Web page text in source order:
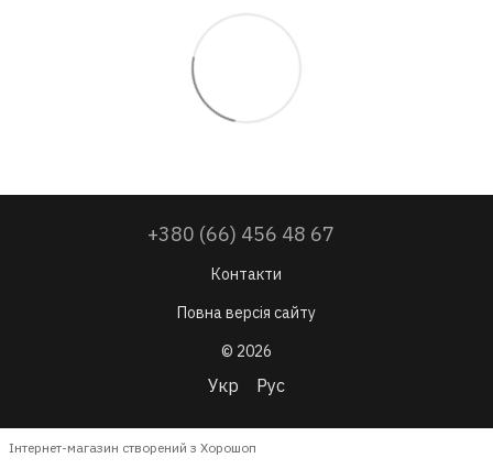
+380 (66) 456 48 67
Контакти
Повна версія сайту
© 2026
Укр Рус
Інтернет-магазин створений з Хорошоп